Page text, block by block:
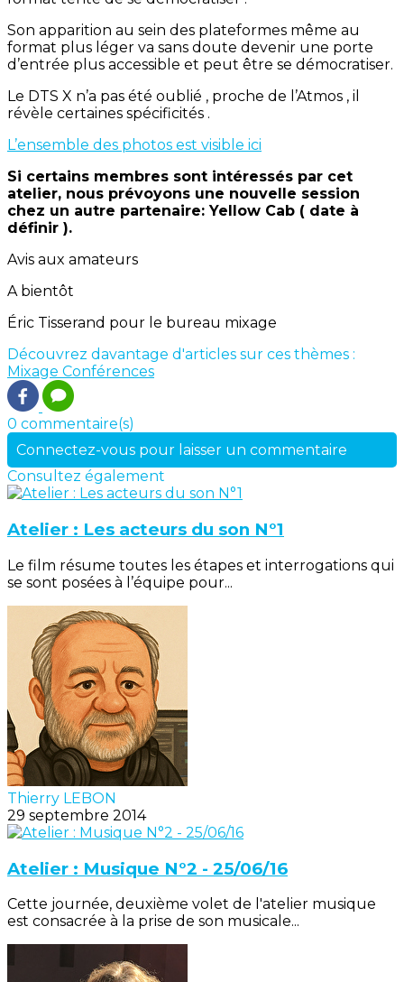
Son apparition au sein des plateformes même au
format plus léger va sans doute devenir une porte
d’entrée plus accessible et peut être se démocratiser.
Le DTS X n’a pas été oublié , proche de l’Atmos , il
révèle certaines spécificités .
L’ensemble des photos est visible ici
Si certains membres sont intéressés par cet
atelier, nous prévoyons une nouvelle session
chez un autre partenaire: Yellow Cab ( date à
définir ).
Avis aux amateurs
A bientôt
Éric Tisserand pour le bureau mixage
Découvrez davantage d'articles sur ces thèmes :
Mixage Conférences
0 commentaire(s)
Connectez-vous pour laisser un commentaire
Consultez également
Atelier : Les acteurs du son N°1
Le film résume toutes les étapes et interrogations qui
se sont posées à l’équipe pour...
Thierry LEBON
29 septembre 2014
Atelier : Musique N°2 - 25/06/16
Cette journée, deuxième volet de l'atelier musique
est consacrée à la prise de son musicale...